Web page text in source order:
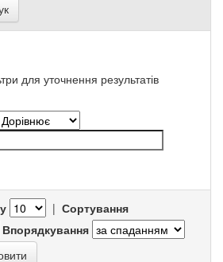
для уточнення результатів
| Сортування
Впорядкування